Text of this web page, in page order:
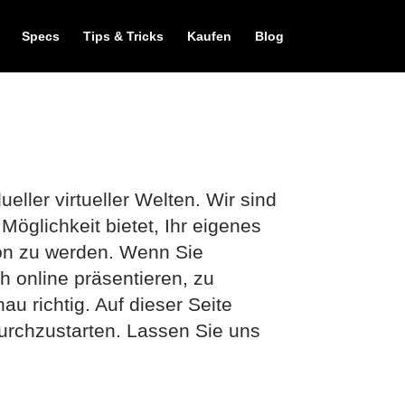
Specs Tips & Tricks Kaufen Blog
virtueller Welten. Wir sind
bietet, Ihr eigenes
zu werden. Wenn Sie
online präsentieren, zu
richtig. Auf dieser Seite
Lassen Sie uns